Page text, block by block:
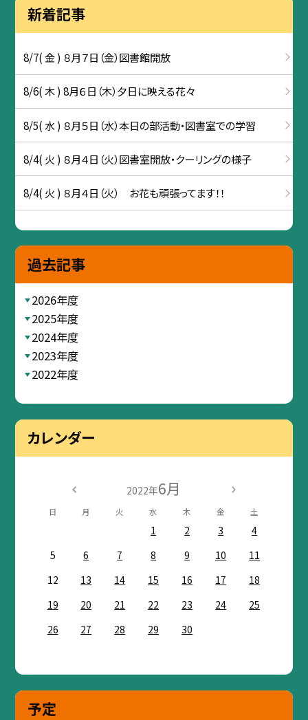
新着記事
8/7( 金 ) ８月７日（金）図書館開放
8/6( 木 ) 8月６日（木）夕日に映える花々
8/5( 水 ) ８月５日（水）本日の部活動・図書室での学習
8/4( 火 ) ８月４日（火）図書室開放・クーリングの様子
8/4( 火 ) ８月４日（火） お花も頑張ってます！！
過去記事
2026年度
2025年度
2024年度
2023年度
2022年度
カレンダー
2022年6月
日 月 火 水 木 金 土
1 2 3
4
5
6 7 8 9 10
11
12
13 14 15 16 17
18
19
20 21 22 23 24
25
26
27 28 29 30
予定